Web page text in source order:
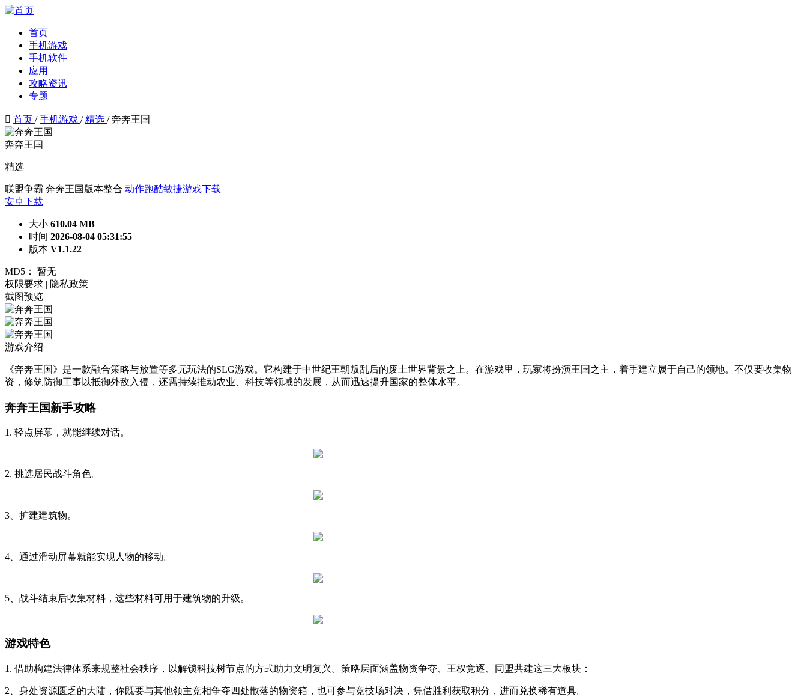
首页
手机游戏
手机软件
应用
攻略资讯
专题
 首页 / 手机游戏 / 精选 / 奔奔王国
奔奔王国
精选
联盟争霸 奔奔王国版本整合 动作跑酷敏捷游戏下载
安卓下载
大小 610.04 MB
时间 2026-08-04 05:31:55
版本 V1.1.22
MD5： 暂无
权限要求 | 隐私政策
截图预览
游戏介绍
《奔奔王国》是一款融合策略与放置等多元玩法的SLG游戏。它构建于中世纪王朝叛乱后的废土世界背景之上。在游戏里，玩家将扮演王国之主，着手建立属于自己的领地。不仅要收集物
资，修筑防御工事以抵御外敌入侵，还需持续推动农业、科技等领域的发展，从而迅速提升国家的整体水平。
奔奔王国新手攻略
1. 轻点屏幕，就能继续对话。
2. 挑选居民战斗角色。
3、扩建建筑物。
4、通过滑动屏幕就能实现人物的移动。
5、战斗结束后收集材料，这些材料可用于建筑物的升级。
游戏特色
1. 借助构建法律体系来规整社会秩序，以解锁科技树节点的方式助力文明复兴。策略层面涵盖物资争夺、王权竞逐、同盟共建这三大板块：
2、身处资源匮乏的大陆，你既要与其他领主竞相争夺四处散落的物资箱，也可参与竞技场对决，凭借胜利获取积分，进而兑换稀有道具。